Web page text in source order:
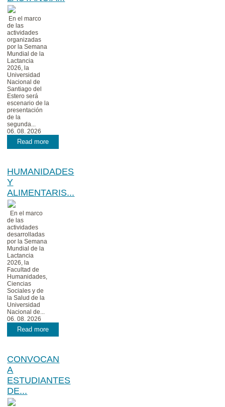
En el marco
de las
actividades
organizadas
por la Semana
Mundial de la
Lactancia
2026, la
Universidad
Nacional de
Santiago del
Estero será
escenario de la
presentación
de la
segunda...
06. 08. 2026
Read more
HUMANIDADES
Y
ALIMENTARIS...
En el marco
de las
actividades
desarrolladas
por la Semana
Mundial de la
Lactancia
2026, la
Facultad de
Humanidades,
Ciencias
Sociales y de
la Salud de la
Universidad
Nacional de...
06. 08. 2026
Read more
CONVOCAN
A
ESTUDIANTES
DE...